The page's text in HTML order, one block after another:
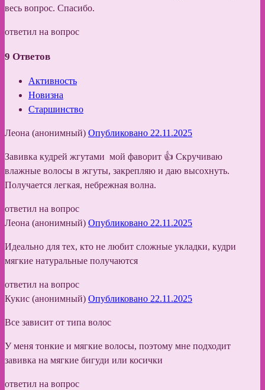
весь вопрос. Спасибо.
ответил на вопрос
9 Ответов
Активность
Новизна
Старшинство
Леона (анонимный) Опубликовано 22.11.2025
Завивка кудрей жгутами мой фаворит 👍 Скручиваю
влажные волосы в жгуты, закрепляю и даю высохнуть.
Получается легкая, небрежная волна.
ответил на вопрос
Леона (анонимный) Опубликовано 22.11.2025
Идеально для тех, кто не любит сложные укладки, кудри
мягкие натуральные получаются
ответил на вопрос
Кукис (анонимный) Опубликовано 22.11.2025
Все зависит от типа волос
У меня тонкие и мягкие волосы, поэтому мне подходит
завивка на мягкие бигуди или косички
ответил на вопрос